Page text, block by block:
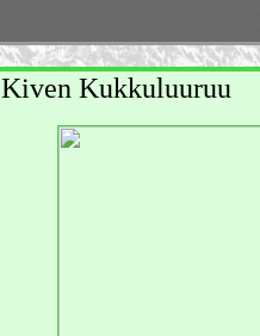
Kiven Kukkuluuruu